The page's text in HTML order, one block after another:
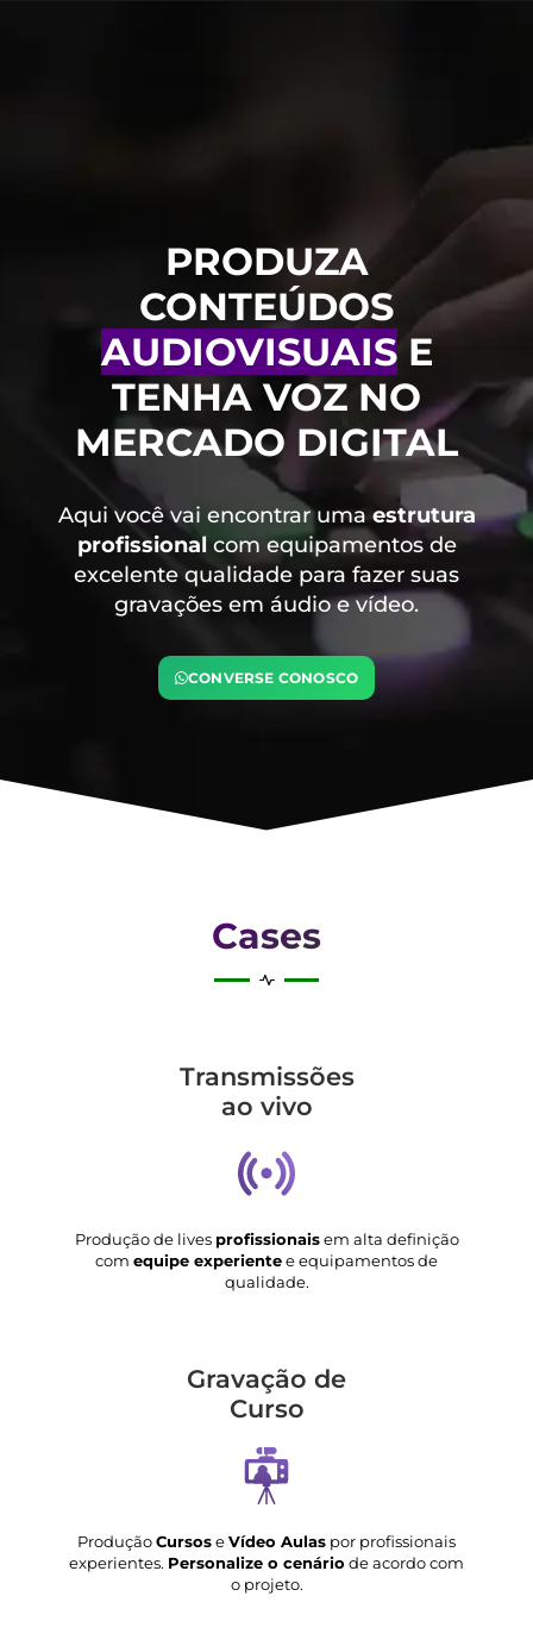
PRODUZA
CONTEÚDOS
AUDIOVISUAISE
TENHA VOZ NO
MERCADO DIGITAL
Aqui você vai encontrar uma estrutura
profissional com equipamentos de
excelente qualidade para fazer suas
gravações em áudio e vídeo.
CONVERSE CONOSCO
Cases
Transmis­sões
ao vivo
Produção de lives profissionaisem alta definição
com equipe experientee equipamentos de
qualidade.
Gravação de
Curso
ProduçãoCursoseVídeo Aulas por profissionais
experientes. Personalize o cenário de acordo com
o projeto.